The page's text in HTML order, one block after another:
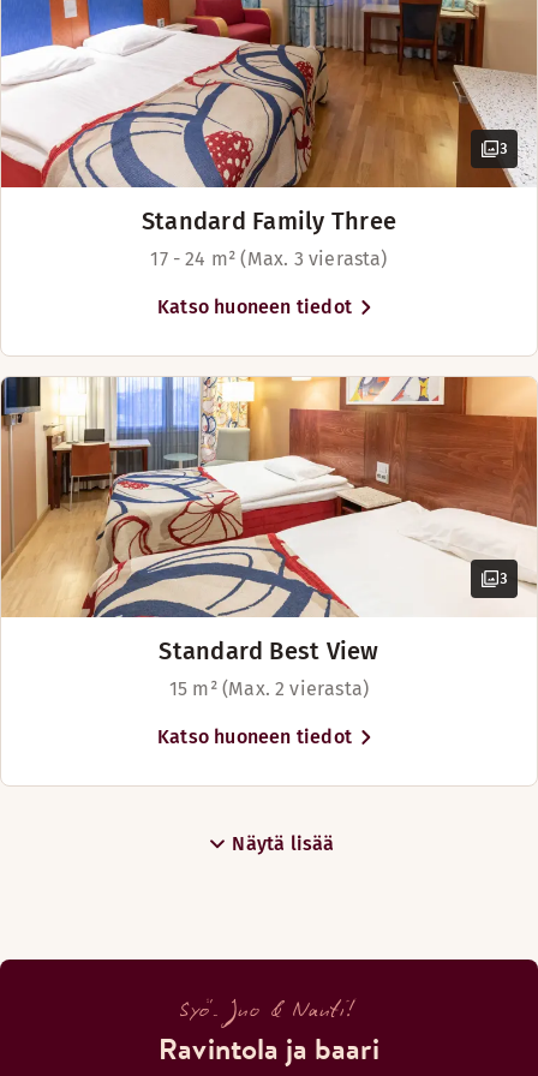
3
Standard Family Three
17 - 24 m² (Max. 3 vierasta)
Katso huoneen tiedot
3
Standard Best View
15 m² (Max. 2 vierasta)
Katso huoneen tiedot
Näytä lisää
Syö. Juo & Nauti!
Ravintola ja baari
Aulabaari
Hotellin aulabaarissa voit nauttia virkistäviä juomia ja
Aukioloajat
BAARI